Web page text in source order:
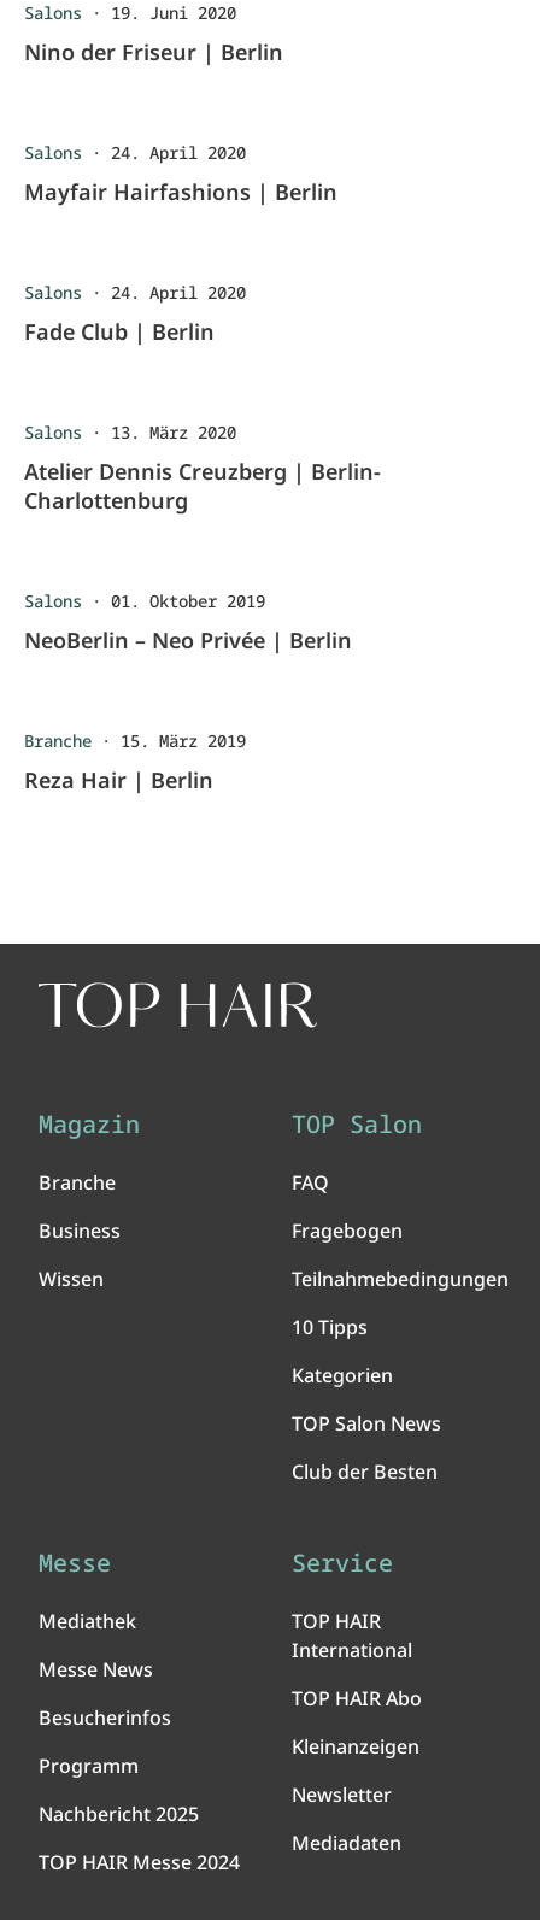
Salons · 19. Juni 2020
Nino der Friseur | Berlin
Salons · 24. April 2020
Mayfair Hairfashions | Berlin
Salons · 24. April 2020
Fade Club | Berlin
Salons · 13. März 2020
Atelier Dennis Creuzberg | Berlin-
Charlottenburg
Salons · 01. Oktober 2019
NeoBerlin – Neo Privée | Berlin
Branche · 15. März 2019
Reza Hair | Berlin
Magazin
Branche
Business
Wissen
TOP Salon
FAQ
Fragebogen
Teilnahmebedingungen
10 Tipps
Kategorien
TOP Salon News
Club der Besten
Messe
Mediathek
Messe News
Besucherinfos
Programm
Nachbericht 2025
TOP HAIR Messe 2024
Service
TOP HAIR
International
TOP HAIR Abo
Kleinanzeigen
Newsletter
Mediadaten